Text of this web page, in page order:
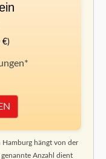
€)
hängt von der
Anzahl dient